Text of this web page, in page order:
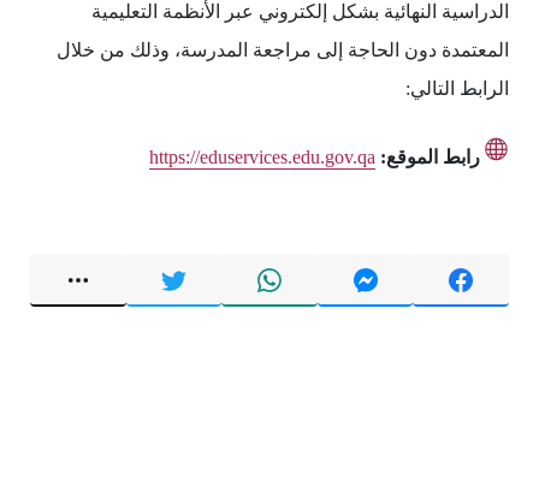
الدراسية النهائية بشكل إلكتروني عبر الأنظمة التعليمية
المعتمدة دون الحاجة إلى مراجعة المدرسة، وذلك من خلال
الرابط التالي:
رابط الموقع: https://eduservices.edu.gov.qa